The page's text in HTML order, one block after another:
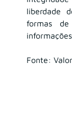
liberdade
formas
Fonte: